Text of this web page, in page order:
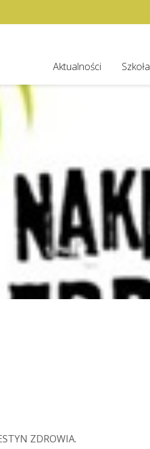
Aktualności Szkoła
ZDROWIA.